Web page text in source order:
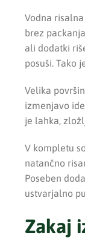
Vodna
brez
ali dodatki
posuši. Tako
Velika
izmenjavo
je lahka,
V kompletu
natančno
Poseben
ustvarjalno
Zakaj